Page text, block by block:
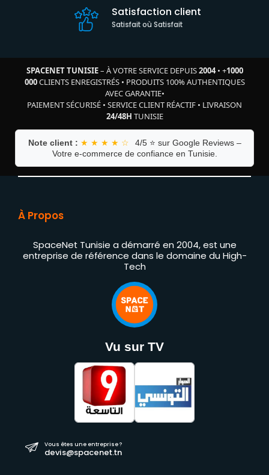
Satisfaction client
Satisfait où Satisfait
SPACENET TUNISIE– À VOTRE SERVICE DEPUIS2004• +1000
000CLIENTS ENREGISTRÉS• PRODUITS 100% AUTHENTIQUES
AVEC GARANTIE•
PAIEMENT SÉCURISÉ • SERVICE CLIENT RÉACTIF • LIVRAISON
24/48H TUNISIE
Note client : ★ ★ ★ ★ ☆
4/5 ⭐ sur Google Reviews –
Votre e-commerce de confiance en Tunisie.
À Propos
SpaceNet Tunisie a démarré en 2004, est une
entreprise de référence dans le domaine du High-
Tech
Vu sur TV
Vous êtes une entreprise ?
devis@spacenet.tn